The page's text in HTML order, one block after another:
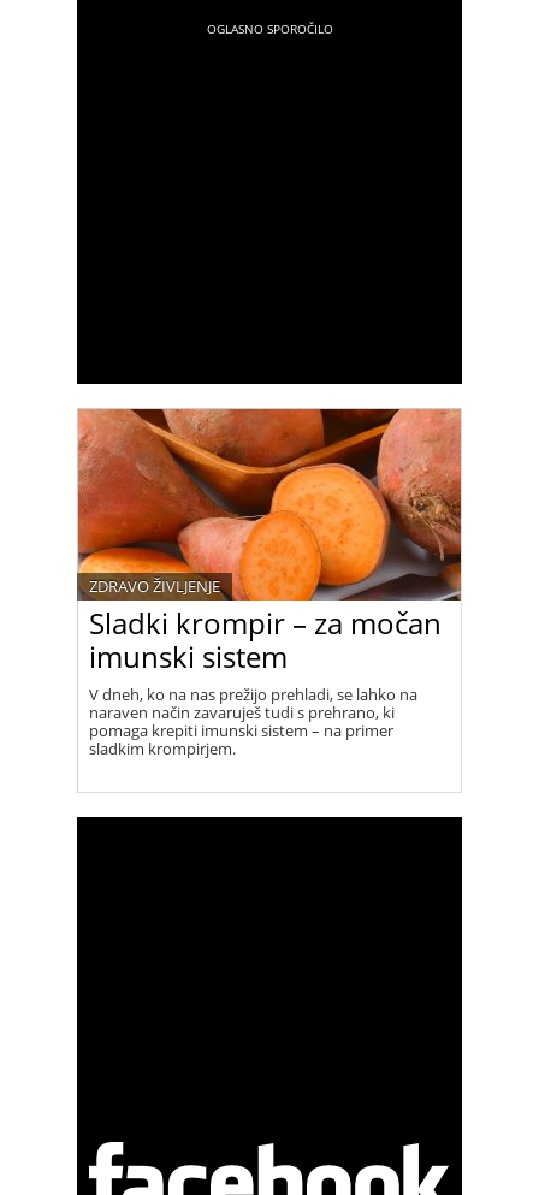
Sladki krompir – za močan
imunski sistem
ZDRAVO ŽIVLJENJE
V dneh, ko na nas prežijo prehladi, se lahko na
naraven način zavaruješ tudi s prehrano, ki
pomaga krepiti imunski sistem – na primer
sladkim krompirjem.